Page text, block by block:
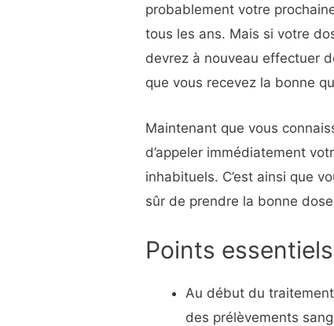
probablement votre
tous les ans. Mais si votre
devrez à nouveau effectuer
que vous recevez la bonne
Maintenant que vous
d’appeler immédiatement
inhabituels. C’est ainsi que
sûr de prendre la bonne
Points
Au début du
des prélèvements